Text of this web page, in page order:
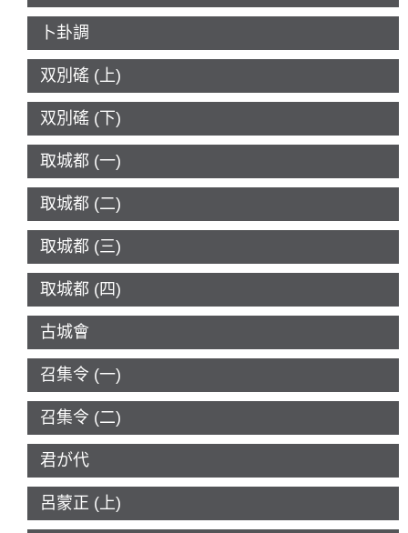
卜卦調
双別磘 (上)
双別磘 (下)
取城都 (一)
取城都 (二)
取城都 (三)
取城都 (四)
古城會
召集令 (一)
召集令 (二)
君が代
呂蒙正 (上)